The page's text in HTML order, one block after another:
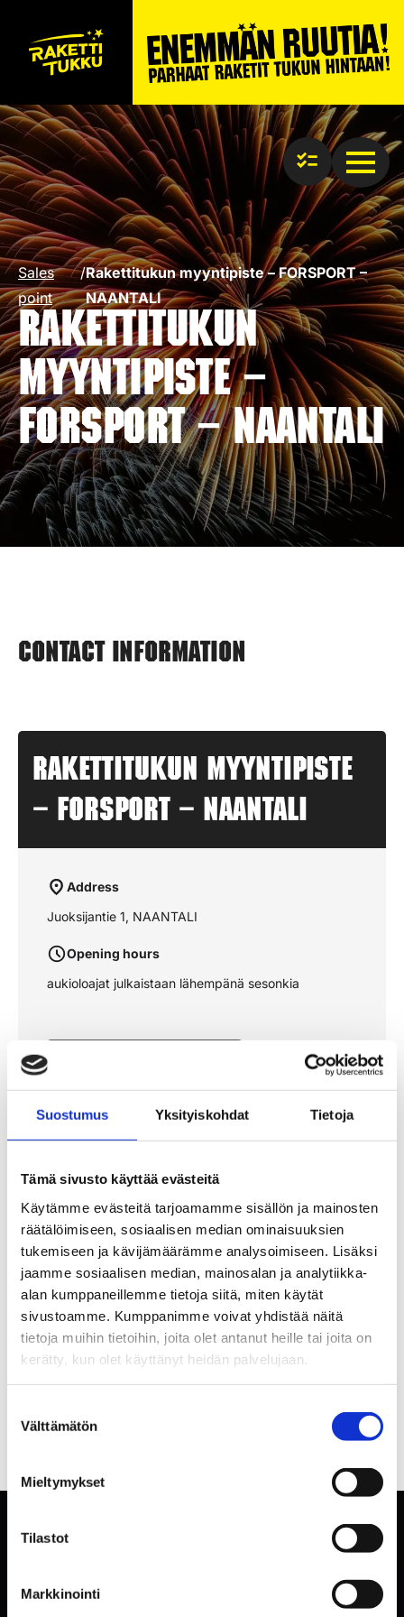
Suostumus Yksityiskohdat Tietoja
Tämä sivusto käyttää evästeitä
Käytämme evästeitä tarjoamamme sisällön ja mainosten
räätälöimiseen, sosiaalisen median ominaisuuksien
tukemiseen ja kävijämäärämme analysoimiseen. Lisäksi
jaamme sosiaalisen median, mainosalan ja analytiikka-
alan kumppaneillemme tietoja siitä, miten käytät
sivustoamme. Kumppanimme voivat yhdistää näitä
tietoja muihin tietoihin, joita olet antanut heille tai joita on
kerätty, kun olet käyttänyt heidän palvelujaan.
valinta
Välttämätön
Mieltymykset
Tilastot
Markkinointi
Sales
point
/Rakettitukun myyntipiste – FORSPORT –
NAANTALI
Rakettitukun
myyntipiste –
FORSPORT – NAANTALI
Contact information
Rakettitukun myyntipiste
– FORSPORT – NAANTALI
Address
Juoksijantie 1, NAANTALI
Opening hours
aukioloajat julkaistaan lähempänä sesonkia